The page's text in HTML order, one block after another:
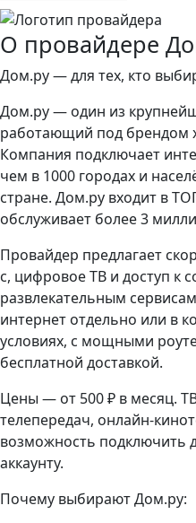
О провайдере
Дом.ру — для тех, кто
Дом.ру — один из
работающий под брендом
Компания подключает
чем в 1000 городах и
стране. Дом.ру входит в
обслуживает более 3
Провайдер предлагает
с, цифровое ТВ и доступ к
развлекательным
интернет отдельно или в
условиях, с мощными
бесплатной доставкой.
Цены — от 500 ₽ в месяц.
телепередач, онлайн-
возможность подключить
аккаунту.
Почему выбирают Дом.ру: